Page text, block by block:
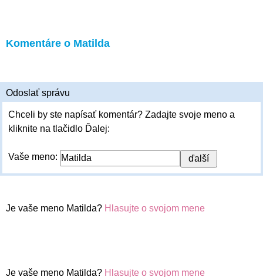
Komentáre o Matilda
Odoslať správu
Chceli by ste napísať komentár? Zadajte svoje meno a
kliknite na tlačidlo Ďalej:
Vaše meno:
Je vaše meno Matilda? Hlasujte o svojom mene
Je vaše meno Matilda? Hlasujte o svojom mene